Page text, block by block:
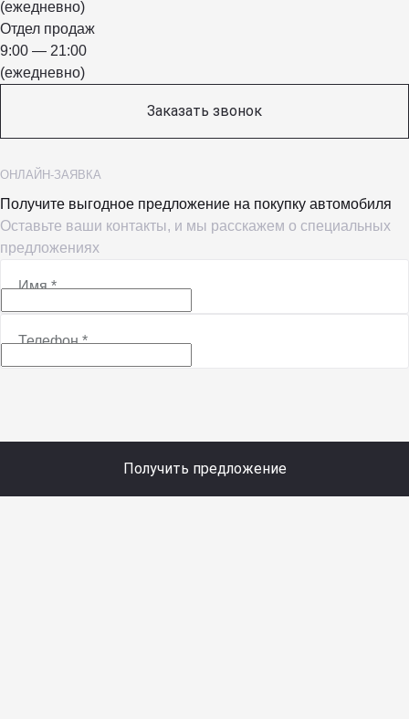
(ежедневно)
Отдел продаж
9:00 — 21:00
(ежедневно)
Заказать звонок
ОНЛАЙН-ЗАЯВКА
Получите выгодное предложение на покупку автомобиля
Оставьте ваши контакты, и мы расскажем о специальных
предложениях
Имя*
Телефон*
Получить предложение